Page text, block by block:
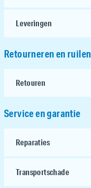
Leveringen
Retourneren en ruilen
Retouren
Service en garantie
Reparaties
Transportschade